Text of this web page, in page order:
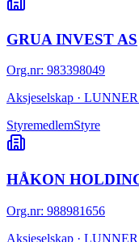
GRUA INVEST AS
Org.nr: 983398049
Aksjeselskap ·
StyremedlemStyre
HÅKON
Org.nr: 988981656
Aksjeselskap ·